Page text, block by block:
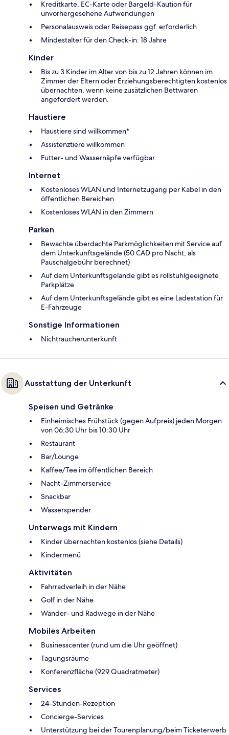
Kreditkarte, EC-Karte oder Bargeld-Kaution für
unvorhergesehene Aufwendungen
Personalausweis oder Reisepass ggf. erforderlich
Mindestalter für den Check-in: 18 Jahre
Kinder
Bis zu 3 Kinder im Alter von bis zu 12 Jahren können im
Zimmer der Eltern oder Erziehungsberechtigten kostenlos
übernachten, wenn keine zusätzlichen Bettwaren
angefordert werden.
Haustiere
Haustiere sind willkommen*
Assistenztiere willkommen
Futter- und Wassernäpfe verfügbar
Internet
Kostenloses WLAN und Internetzugang per Kabel in den
öffentlichen Bereichen
Kostenloses WLAN in den Zimmern
Parken
Bewachte überdachte Parkmöglichkeiten mit Service auf
dem Unterkunftsgelände (50 CAD pro Nacht; als
Pauschalgebühr berechnet)
Auf dem Unterkunftsgelände gibt es rollstuhlgeeignete
Parkplätze
Auf dem Unterkunftsgelände gibt es eine Ladestation für
E-Fahrzeuge
Sonstige Informationen
Nichtraucherunterkunft
Ausstattung der Unterkunft
Speisen und Getränke
Einheimisches Frühstück (gegen Aufpreis) jeden Morgen
von 06:30 Uhr bis 10:30 Uhr
Restaurant
Bar/Lounge
Kaffee/Tee im öffentlichen Bereich
Nacht-Zimmerservice
Snackbar
Wasserspender
Unterwegs mit Kindern
Kinder übernachten kostenlos (siehe Details)
Kindermenü
Aktivitäten
Fahrradverleih in der Nähe
Golf in der Nähe
Wander- und Radwege in der Nähe
Mobiles Arbeiten
Businesscenter (rund um die Uhr geöffnet)
Tagungsräume
Konferenzfläche (929 Quadratmeter)
Services
24-Stunden-Rezeption
Concierge-Services
Unterstützung bei der Tourenplanung/beim Ticketerwerb